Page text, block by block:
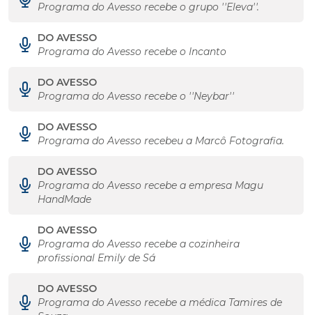
Programa do Avesso recebe o grupo ''Eleva''.
DO AVESSO
Programa do Avesso recebe o Incanto
DO AVESSO
Programa do Avesso recebe o ''Neybar''
DO AVESSO
Programa do Avesso recebeu a Marcô Fotografia.
DO AVESSO
Programa do Avesso recebe a empresa Magu
HandMade
DO AVESSO
Programa do Avesso recebe a cozinheira
profissional Emily de Sá
DO AVESSO
Programa do Avesso recebe a médica Tamires de